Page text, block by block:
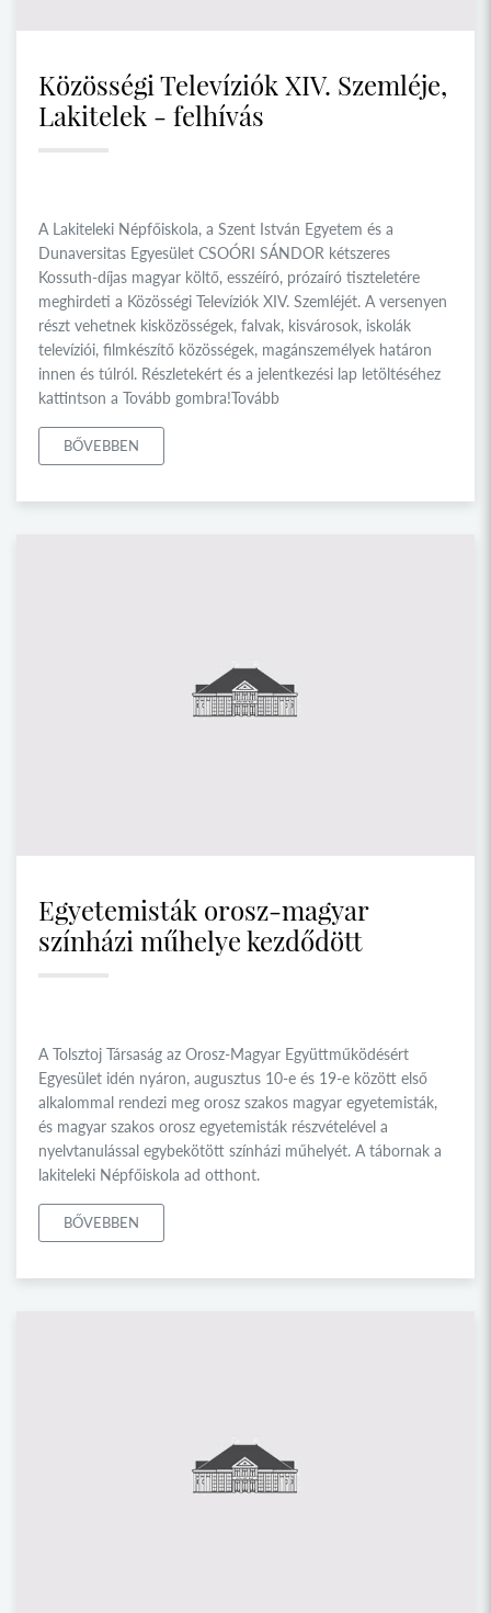
Közösségi Televíziók XIV. Szemléje,
Lakitelek - felhívás
A Lakiteleki Népfőiskola, a Szent István Egyetem és a
Dunaversitas Egyesület CSOÓRI SÁNDOR kétszeres
Kossuth-díjas magyar költő, esszéíró, prózaíró tiszteletére
meghirdeti a Közösségi Televíziók XIV. Szemléjét. A versenyen
részt vehetnek kisközösségek, falvak, kisvárosok, iskolák
televíziói, filmkészítő közösségek, magánszemélyek határon
innen és túlról. Részletekért és a jelentkezési lap letöltéséhez
kattintson a Tovább gombra!Tovább
BŐVEBBEN
Egyetemisták orosz-magyar
színházi műhelye kezdődött
A Tolsztoj Társaság az Orosz-Magyar Együttműködésért
Egyesület idén nyáron, augusztus 10-e és 19-e között első
alkalommal rendezi meg orosz szakos magyar egyetemisták,
és magyar szakos orosz egyetemisták részvételével a
nyelvtanulással egybekötött színházi műhelyét. A tábornak a
lakiteleki Népfőiskola ad otthont.
BŐVEBBEN